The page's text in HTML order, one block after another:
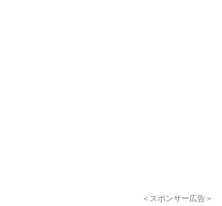
＜スポンサー広告＞